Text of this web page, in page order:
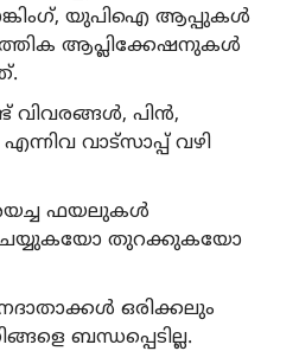
യുപിഐ ആപ്പുകൾ
ആപ്ലിക്കേഷനുകൾ
വിവരങ്ങൾ, പിൻ,
വാട്സാപ്പ് വഴി
ഫയലുകൾ
തുറക്കുകയോ
ഒരിക്കലും
ബന്ധപ്പെടില്ല.